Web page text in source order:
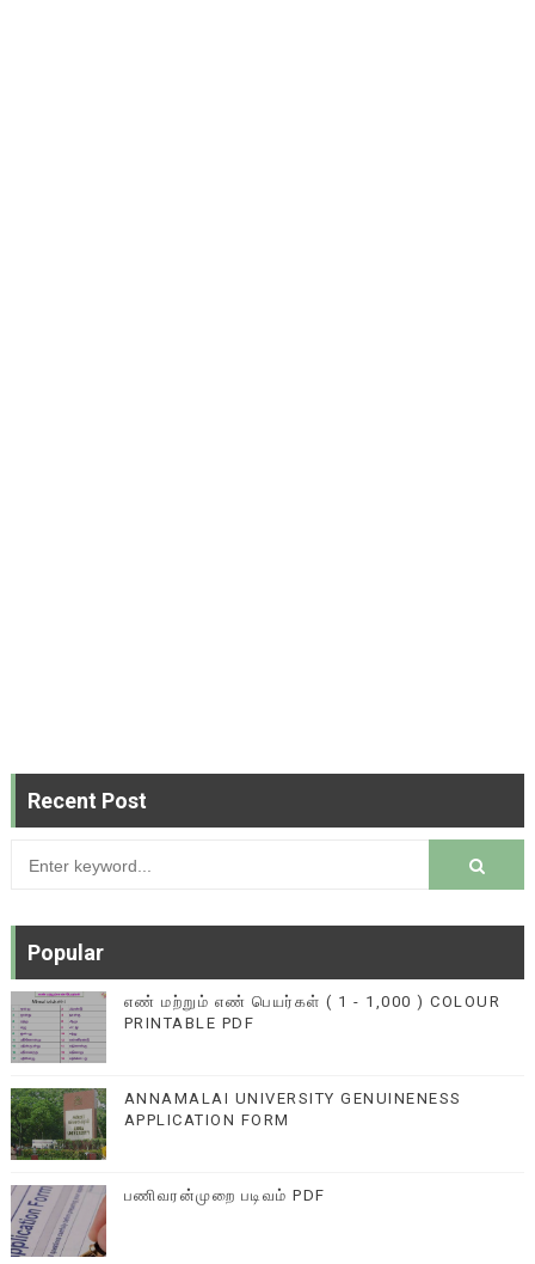
Recent Post
Popular
எண் மற்றும் எண் பெயர்கள் ( 1 - 1,000 ) COLOUR
PRINTABLE PDF
ANNAMALAI UNIVERSITY GENUINENESS
APPLICATION FORM
பணிவரன்முறை படிவம் PDF